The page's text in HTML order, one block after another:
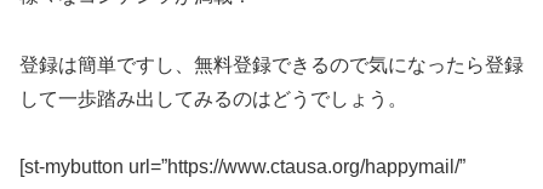
登録は簡単ですし、無料登録できるので気になったら登録
して一歩踏み出してみるのはどうでしょう。
[st-mybutton url=”https://www.ctausa.org/happymail/”